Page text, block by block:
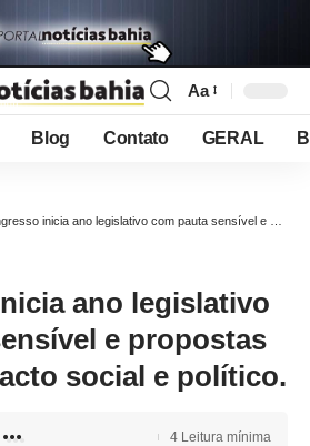
Font
Resizer
Aa
Blog Contato GERAL
inicia ano legislativo com pauta sensível e propostas de forte impacto social e político.
ano legislativo
e propostas
social e político.
4 Leitura mínima